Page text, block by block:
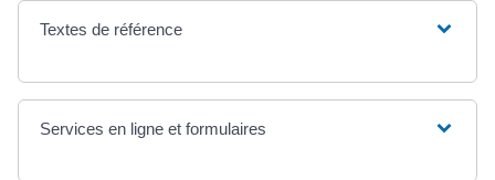
Textes de référence
Services en ligne et formulaires